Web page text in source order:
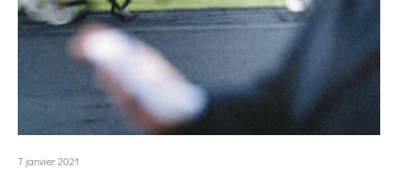
7 janvier 2021